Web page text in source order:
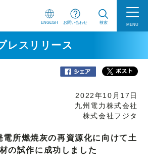
ENGLISH お問い合わせ 検索 MENU
レスリリース
2022年10月17日
九州電力株式会社
株式会社フジタ
電所燃焼灰の再資源化に向けて土
の試作に成功しました